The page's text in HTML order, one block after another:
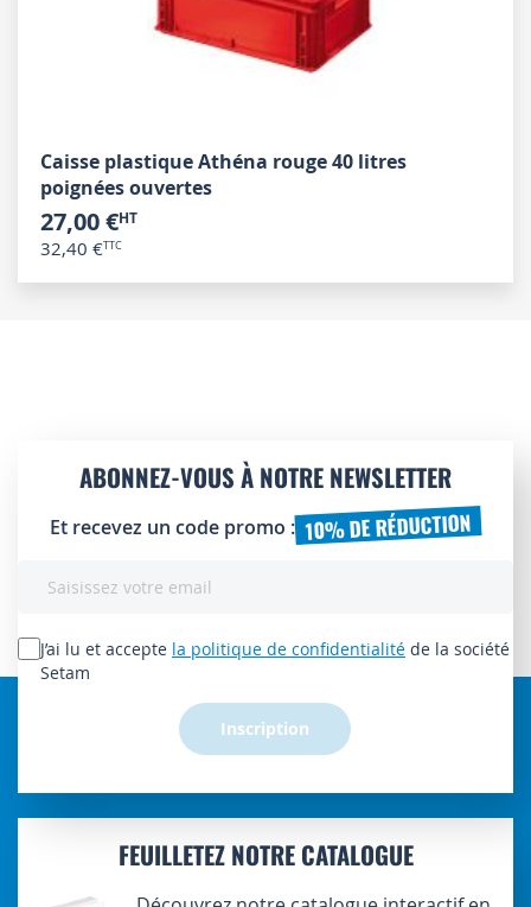
Caisse plastique Athéna rouge 40 litres
poignées ouvertes
27,00 €
32,40 €
ABONNEZ-VOUS À NOTRE NEWSLETTER
Et recevez un code promo : 10% DE RÉDUCTION
lettre
d’information
J’ai lu et accepte la politique de confidentialité de la société
Setam
Inscription
FEUILLETEZ NOTRE CATALOGUE